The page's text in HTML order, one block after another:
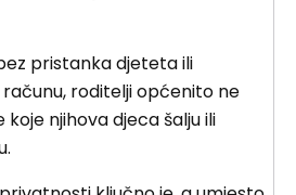
pristanka djeteta ili
roditelji općenito ne
njihova djeca šalju ili